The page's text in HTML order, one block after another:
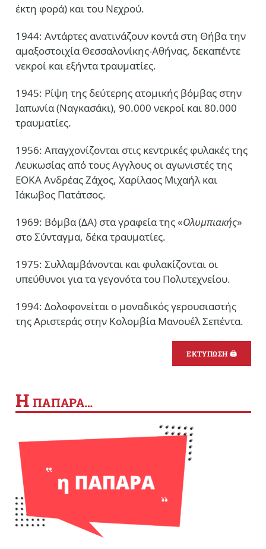
έκτη φορά) και του Νεχρού.
1944: Αντάρτες ανατινάζουν κοντά στη Θήβα την
αμαξοστοιχία Θεσσαλονίκης-Αθήνας, δεκαπέντε
νεκροί και εξήντα τραυματίες.
1945: Ρίψη της δεύτερης ατομικής βόμβας στην
Ιαπωνία (Ναγκασάκι), 90.000 νεκροί και 80.000
τραυματίες.
1956: Απαγχονίζονται στις κεντρικές φυλακές της
Λευκωσίας από τους Αγγλους οι αγωνιστές της
ΕΟΚΑ Ανδρέας Ζάχος, Χαρίλαος Μιχαήλ και
Ιάκωβος Πατάτσος.
1969: Βόμβα (ΔΑ) στα γραφεία της «Ολυμπιακής»
στο Σύνταγμα, δέκα τραυματίες.
1975: Συλλαμβάνονται και φυλακίζονται οι
υπεύθυνοι για τα γεγονότα του Πολυτεχνείου.
1994: Δολοφονείται ο μοναδικός γερουσιαστής
της Αριστεράς στην Κολομβία Μανουέλ Σεπέντα.
ΕΚΤΥΠΩΣΗ 🖨
Η ΠΑΠΑΡΑ…